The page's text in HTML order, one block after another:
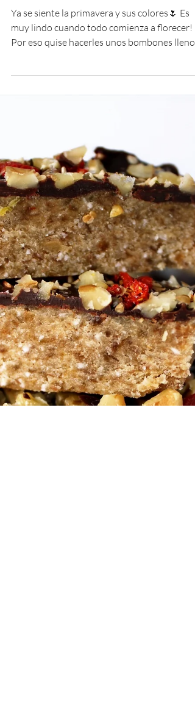
Pineal soul food
BOMBONES DE
muy lindo cuando todo comienza a florecer!
Por eso quise hacerles unos bombones llenos
de...